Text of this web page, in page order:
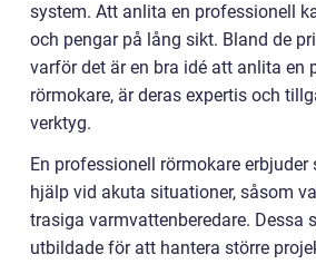
system. Att anlita en professionell
och pengar på lång sikt. Bland de
varför det är en bra idé att anlita en
rörmokare, är deras expertis och
verktyg.
En professionell rörmokare
hjälp vid akuta situationer, såsom
trasiga varmvattenberedare. Dessa
utbildade för att hantera större